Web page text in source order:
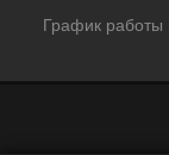
График работы